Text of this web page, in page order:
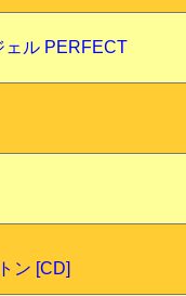
ル PERFECT
ン [CD]